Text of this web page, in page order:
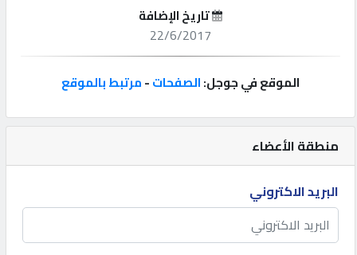
إعلانات
المنتدى
كيو
مزاد
منطقة الأعضاء
البريد الاكتروني
تاريخ الإضافة
22/6/2017
الموقع في جوجل:الصفحات-مرتبط بالموقع